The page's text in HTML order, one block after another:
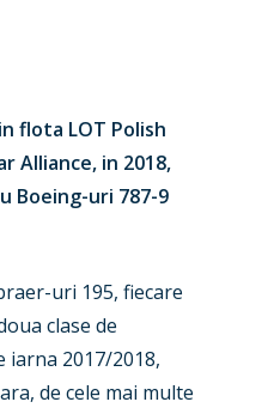
flota LOT Polish
Alliance, in 2018,
Boeing-uri 787-9
uri 195, fiecare
clase de
iarna 2017/2018,
de cele mai multe
New Routes